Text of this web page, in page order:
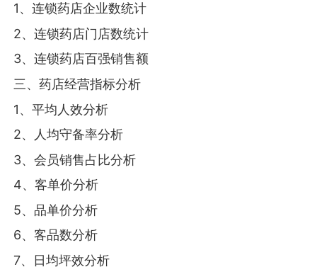
1、连锁药店企业数统计
2、连锁药店门店数统计
3、连锁药店百强销售额
三、药店经营指标分析
1、平均人效分析
2、人均守备率分析
3、会员销售占比分析
4、客单价分析
5、品单价分析
6、客品数分析
7、日均坪效分析